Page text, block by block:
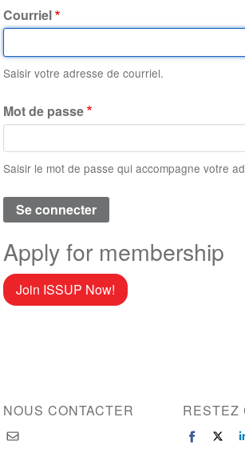
Courriel
Saisir votre adresse de courriel.
Mot de passe
Saisir le mot de passe qui accompagne votre
Apply for membership
Join ISSUP Now!
NOUS CONTACTER RESTEZ